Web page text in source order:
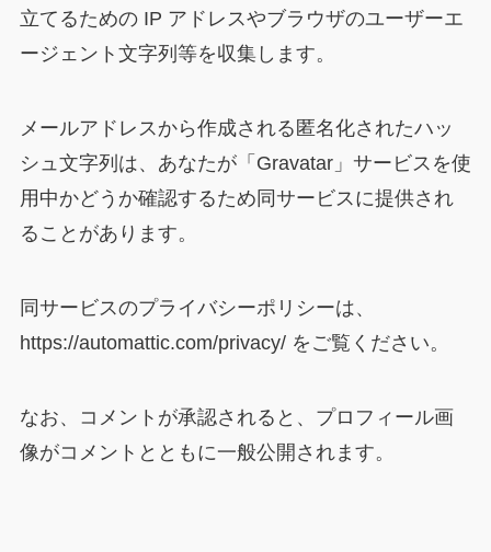
立てるための IP アドレスやブラウザのユーザーエ
ージェント文字列等を収集します。
メールアドレスから作成される匿名化されたハッ
シュ文字列は、あなたが「Gravatar」サービスを使
用中かどうか確認するため同サービスに提供され
ることがあります。
同サービスのプライバシーポリシーは、
https://automattic.com/privacy/ をご覧ください。
なお、コメントが承認されると、プロフィール画
像がコメントとともに一般公開されます。